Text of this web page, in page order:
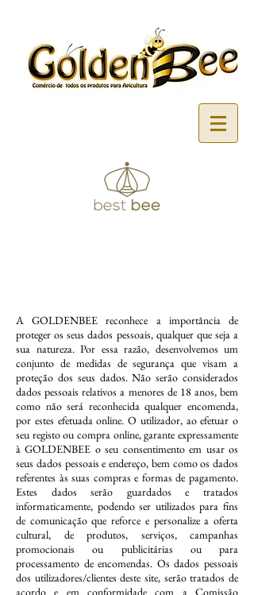
A GOLDENBEE reconhece a importância de
proteger os seus dados pessoais, qualquer que seja a
sua natureza. Por essa razão, desenvolvemos um
conjunto de medidas de segurança que visam a
proteção dos seus dados. Não serão considerados
dados pessoais relativos a menores de 18 anos, bem
como não será reconhecida qualquer encomenda,
por estes efetuada online. O utilizador, ao efetuar o
seu registo ou compra online, garante expressamente
à GOLDENBEE o seu consentimento em usar os
seus dados pessoais e endereço, bem como os dados
referentes às suas compras e formas de pagamento.
Estes dados serão guardados e tratados
informaticamente, podendo ser utilizados para fins
de comunicação que reforce e personalize a oferta
cultural, de produtos, serviços, campanhas
promocionais ou publicitárias ou para
processamento de encomendas. Os dados pessoais
dos utilizadores/clientes deste site, serão tratados de
acordo e em conformidade com a Comissão